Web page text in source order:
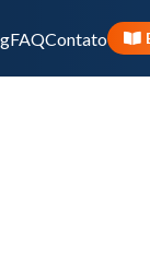
FAQContato